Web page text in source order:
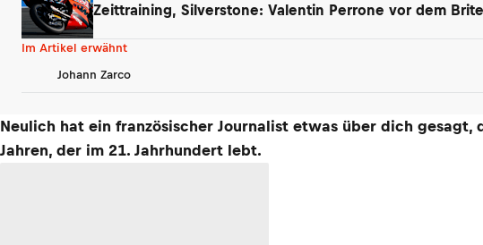
Zeittraining, Silverstone: Valentin Perrone vor dem
Im Artikel erwähnt
Johann Zarco
Neulich hat ein französischer Journalist etwas über dich gesagt,
Jahren, der im 21. Jahrhundert lebt.